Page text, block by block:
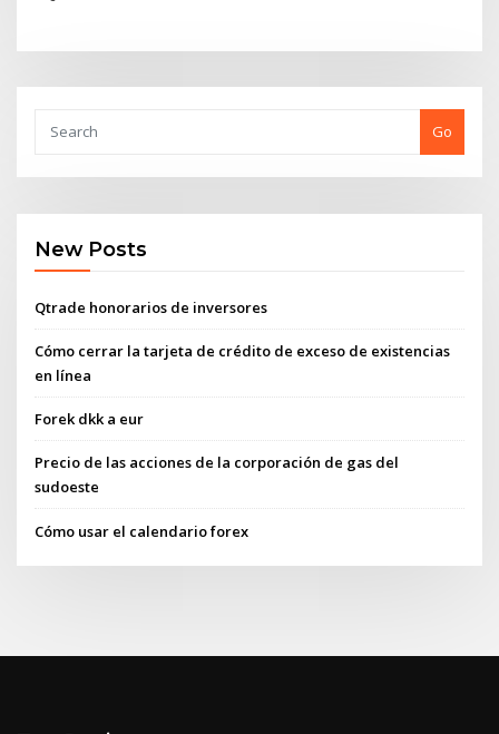
Go
New Posts
Qtrade honorarios de inversores
Cómo cerrar la tarjeta de crédito de exceso de existencias
en línea
Forek dkk a eur
Precio de las acciones de la corporación de gas del
sudoeste
Cómo usar el calendario forex